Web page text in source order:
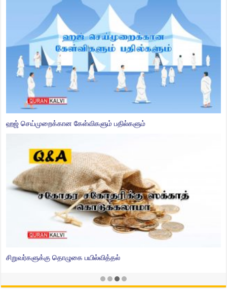
கையால் தீமையை தடுப்பது என்றால் என்ன?
பேராசை வெளிநாட்டு வாழ்க்கை